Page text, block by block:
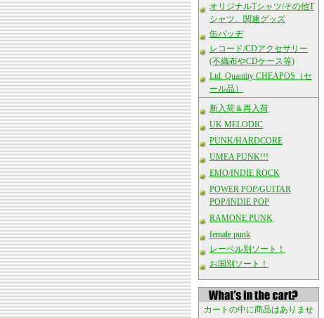
オリジナルTシャツ/その他T
シャツ、関連グッズ
缶バッヂ
レコード/CDアクセサリー
(不織布やCDケース等)
Ltd. Quantity CHEAPOS（セ
ール品）
新入荷＆再入荷
UK MELODIC
PUNK/HARDCORE
UMEA PUNK!!!
EMO/INDIE ROCK
POWER POP/GUITAR
POP/INDIE POP
RAMONE PUNK
female punk
レーベル別ソート！
お国別ソート！
カートの中に商品はありませ